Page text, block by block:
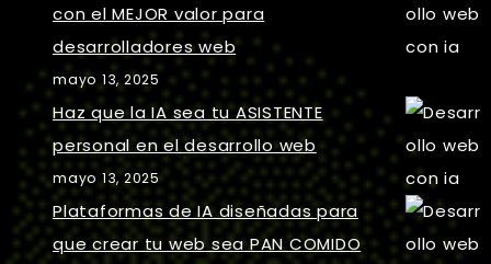
con el MEJOR valor para
desarrolladores web
mayo 13, 2025
Haz que la IA sea tu ASISTENTE
personal en el desarrollo web
mayo 13, 2025
Plataformas de IA diseñadas para
que crear tu web sea PAN COMIDO